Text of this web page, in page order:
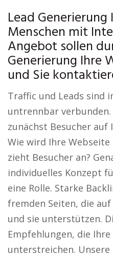
Lead
Menschen mit
Angebot sollen
Generierung Ihre
und Sie
Traffic und Leads sind
untrennbar
zunächst Besucher auf
Wie wird Ihre
zieht Besucher an?
individuelles Konzept
eine Rolle. Starke
fremden Seiten, die
und sie unterstützen.
Empfehlungen, die
unterstreichen.